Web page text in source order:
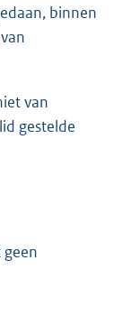
binnen
van
gestelde